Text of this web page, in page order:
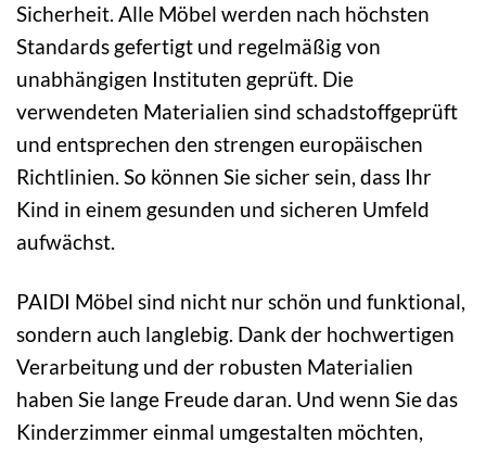
Sicherheit. Alle Möbel werden nach höchsten
Standards gefertigt und regelmäßig von
unabhängigen Instituten geprüft. Die
verwendeten Materialien sind schadstoffgeprüft
und entsprechen den strengen europäischen
Richtlinien. So können Sie sicher sein, dass Ihr
Kind in einem gesunden und sicheren Umfeld
aufwächst.
PAIDI Möbel sind nicht nur schön und funktional,
sondern auch langlebig. Dank der hochwertigen
Verarbeitung und der robusten Materialien
haben Sie lange Freude daran. Und wenn Sie das
Kinderzimmer einmal umgestalten möchten,